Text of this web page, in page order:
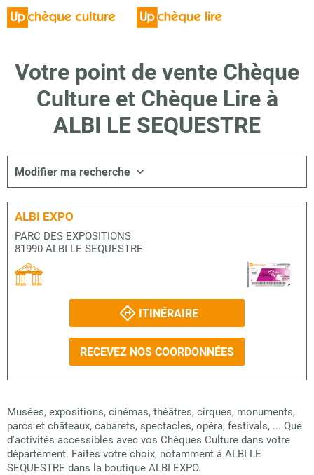
Votre point de vente Chèque
Culture et Chèque Lire à
ALBI LE SEQUESTRE
Modifier ma recherche
ALBI EXPO
PARC DES EXPOSITIONS
81990 ALBI LE SEQUESTRE
ITINÉRAIRE
RECEVEZ NOS COORDONNÉES
Musées, expositions, cinémas, théâtres, cirques, monuments,
parcs et châteaux, cabarets, spectacles, opéra, festivals, ... Que
d'activités accessibles avec vos Chèques Culture dans votre
département. Faites votre choix, notamment à ALBI LE
SEQUESTRE dans la boutique ALBI EXPO.